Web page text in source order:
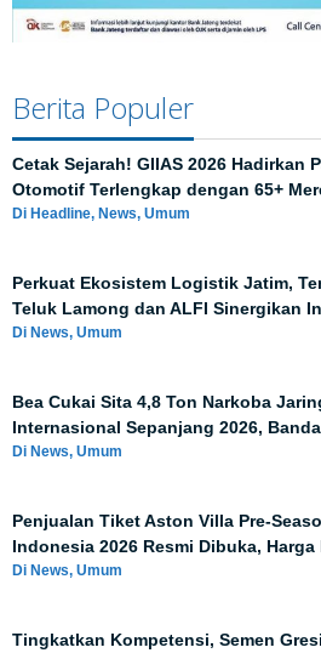
Berita Populer
Cetak Sejarah! GIIAS 2026 Hadirkan
Otomotif Terlengkap dengan 65+
Di Headline, News, Umum
Perkuat Ekosistem Logistik Jatim,
Teluk Lamong dan ALFI Sinergikan
Di News, Umum
Bea Cukai Sita 4,8 Ton Narkoba
Internasional Sepanjang 2026,
Di News, Umum
Penjualan Tiket Aston Villa Pre-
Indonesia 2026 Resmi Dibuka,
Di News, Umum
Tingkatkan Kompetensi, Semen